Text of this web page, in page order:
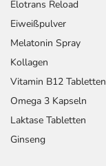
Elotrans Reload
Eiweißpulver
Melatonin Spray
Kollagen
Vitamin B12 Tabletten
Omega 3 Kapseln
Laktase Tabletten
Ginseng